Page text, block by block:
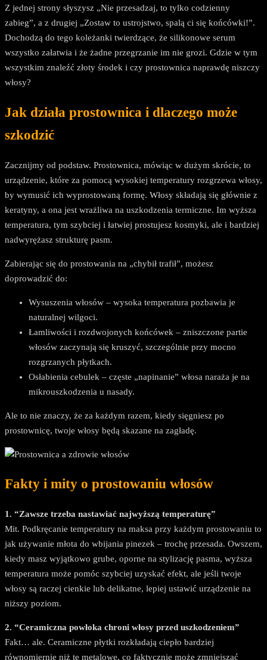
Z jednej strony słyszysz „Nie przesadzaj, to tylko codzienny
zabieg”, a z drugiej „Zostaw to ustrojstwo, spalą ci się końcówki!”.
Dochodzą do tego koleżanki twierdzące, że silikonowe serum
wszystko załatwia i że żadne przegrzanie im nie grozi. Gdzie w tym
wszystkim znaleźć złoty środek i czy prostownica naprawdę niszczy
włosy?
Jak działa prostownica i dlaczego może
szkodzić
Zacznijmy od podstaw. Prostownica, mówiąc w dużym skrócie, to
urządzenie, które za pomocą wysokiej temperatury rozgrzewa włosy,
by wymusić ich wyprostowaną formę. Włosy składają się głównie z
keratyny, a ona jest wrażliwa na uszkodzenia termiczne. Im wyższa
temperatura, tym szybciej i łatwiej prostujesz kosmyki, ale i bardziej
nadwyrężasz strukturę pasm.
Zabierając się do prostowania na „chybił trafił”, możesz
doprowadzić do:
Wysuszenia włosów – wysoka temperatura pozbawia je
naturalnej wilgoci.
Łamliwości i rozdwojonych końcówek – zniszczone partie
włosów zaczynają się kruszyć, szczególnie przy mocno
rozgrzanych płytkach.
Osłabienia cebulek – częste „napinanie” włosa naraża je na
mikrouszkodzenia u nasady.
Ale to nie znaczy, że za każdym razem, kiedy sięgniesz po
prostownicę, twoje włosy będą skazane na zagładę.
Fakty i mity o prostowaniu włosów
1. “Zawsze trzeba nastawiać najwyższą temperaturę”
Mit. Podkręcanie temperatury na maksa przy każdym prostowaniu to
jak używanie młota do wbijania pinezek – trochę przesada. Owszem,
kiedy masz wyjątkowo grube, oporne na stylizację pasma, wyższa
temperatura może pomóc szybciej uzyskać efekt, ale jeśli twoje
włosy są raczej cienkie lub delikatne, lepiej ustawić urządzenie na
niższy poziom.
2. “Ceramiczna powłoka chroni włosy przed uszkodzeniem”
Fakt… ale. Ceramiczne płytki rozkładają ciepło bardziej
równomiernie niż te metalowe, co faktycznie może zmniejszać